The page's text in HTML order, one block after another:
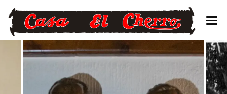
CONTACTO – RESERVAS